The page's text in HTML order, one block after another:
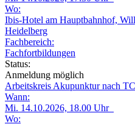
Wo:
Ibis-Hotel am Hauptbahnhof,
Heidelberg
Fachbereich:
Fachfortbildungen
Status:
Anmeldung möglich
Arbeitskreis Akupunktur nach
Wann:
Mi. 14.10.2026, 18.00 Uhr
Wo: